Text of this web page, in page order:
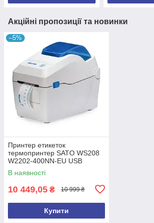
Акційні пропозиції та новинки
–5%
Принтер етикеток
термопринтер SATO WS208
W2202-400NN-EU USB
Ethernet
В наявності
10 449,05 ₴ 10 999 ₴
Купити